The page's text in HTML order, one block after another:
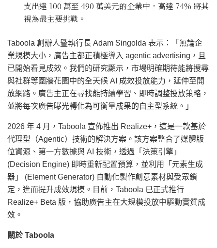
支出達 100 萬至 490 萬美元的企業中，高達 74% 將其
視為最主要挑戰。
Taboola 創辦人暨執行長 Adam Singolda 表示：「無論企
業規模大小，廣告主都正積極導入 agentic advertising，且
已開始看見成效。我們的研究顯示，市場明確期待能將搜尋
與社群等圍牆花園中的全天候 AI 成效投放能力，延伸至開
放網路。廣告主正在尋找能持續學習、即時調整投放策略，
並將每次廣告曝光轉化為可衡量成果的自主型系統。」
2026 年 4 月，Taboola 宣佈推出 Realize+，這是一款基於
代理型（Agentic）技術的解決方案。該方案整合了媒體版
位資源、第一方數據與 AI 技術，透過「決策引擎」
(Decision Engine) 即時重新配置預算，並利用「元素生成
器」 (Element Generator) 自動化製作創意素材與受眾鎖
定，進而提升成效規模。目前，Taboola 已正式推行
Realize+ Beta 版，協助廣告主在大規模投放中驅動實質成
效。
關於 Taboola